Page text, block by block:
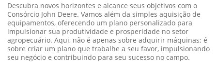
Descubra novos horizontes e alcance seus objetivos com o
Consórcio John Deere. Vamos além da simples aquisição de
equipamentos, oferecendo um plano personalizado para
impulsionar sua produtividade e prosperidade no setor
agropecuário. Aqui, não é apenas sobre adquirir máquinas; é
sobre criar um plano que trabalhe a seu favor, impulsionando
seu negócio e contribuindo para seu sucesso no campo.